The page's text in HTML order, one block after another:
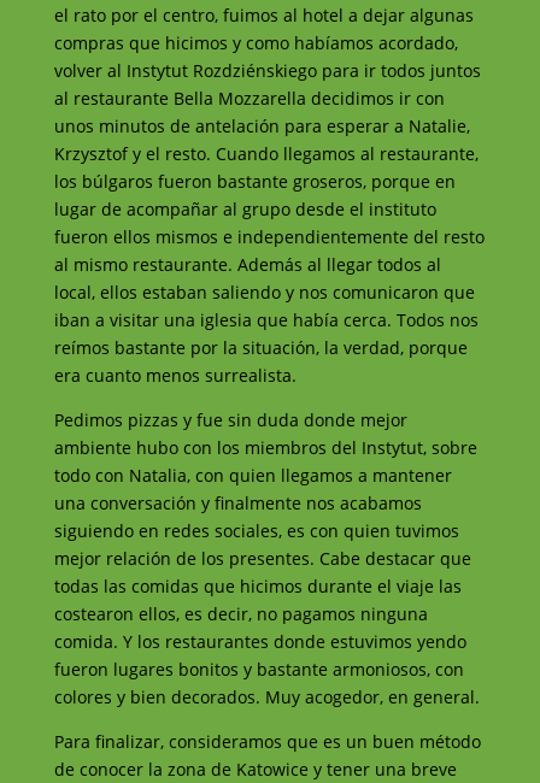
el rato por el centro, fuimos al hotel a dejar algunas
compras que hicimos y como habíamos acordado,
volver al Instytut Rozdziénskiego para ir todos juntos
al restaurante Bella Mozzarella decidimos ir con
unos minutos de antelación para esperar a Natalie,
Krzysztofy el resto. Cuando llegamos al restaurante,
los búlgaros fueron bastante groseros, porque en
lugar de acompañar al grupo desde el instituto
fueron ellos mismos e independientemente del resto
al mismo restaurante. Además al llegar todos al
local, ellos estaban saliendo y nos comunicaron que
iban a visitar una iglesia que había cerca. Todos nos
reímos bastante por la situación, la verdad, porque
era cuanto menos surrealista.
Pedimos pizzas y fue sin duda donde mejor
ambiente hubo con los miembros del Instytut, sobre
todo con Natalia, con quien llegamos a mantener
una conversación y finalmente nos acabamos
siguiendo en redes sociales, es con quien tuvimos
mejor relación de los presentes. Cabe destacar que
todas las comidas que hicimos durante el viaje las
costearon ellos, es decir, no pagamos ninguna
comida. Y los restaurantes donde estuvimos yendo
fueron lugares bonitos y bastante armoniosos, con
colores y bien decorados. Muy acogedor, en general.
Para finalizar, consideramos que es un buen método
de conocer la zona de Katowice y tener una breve